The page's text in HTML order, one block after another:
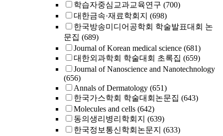
학습자중심교과교육연구 (700)
대한금속·재료학회지 (698)
한국방송미디어공학회 학술발표대회 논
문집 (689)
Journal of Korean medical science (681)
대한외과학회 학술대회 초록집 (659)
Journal of Nanoscience and Nanotechnology
(656)
Annals of Dermatology (651)
한국가스학회 학술대회논문집 (643)
Molecules and cells (642)
동의생리병리학회지 (639)
한국정보통신학회논문지 (633)